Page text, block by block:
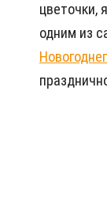
цветочки,
одним из